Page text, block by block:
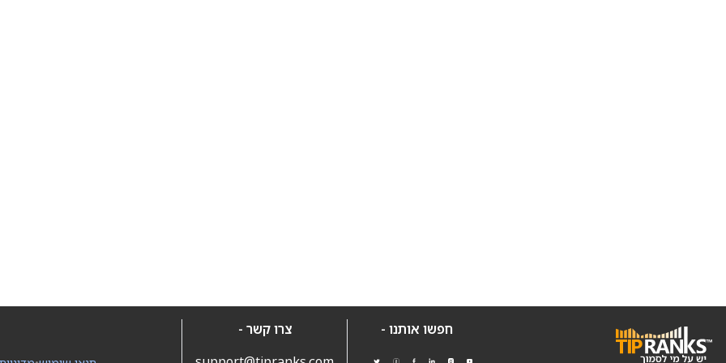
חפשו אותנו -
צרו קשר -